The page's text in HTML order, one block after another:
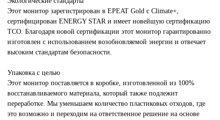
Этот монитор зарегистрирован в EPEAT Gold с Climate+,
сертифицирован ENERGY STAR и имеет новейшую сертификацию
TCO. Благодаря новой сертификации этот монитор гарантированно
изготовлен с использованием возобновляемой энергии и отвечает
высоким стандартам безопасности.
Упаковка с целью
Этот монитор поставляется в коробке, изготовленной из 100%
восстанавливаемого материала, который также подлежит
переработке. Мы уменьшаем количество пластиковых отходов, где
это возможно и переходим на ответственное решение на основе